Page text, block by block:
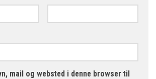
mail og websted i denne browser til